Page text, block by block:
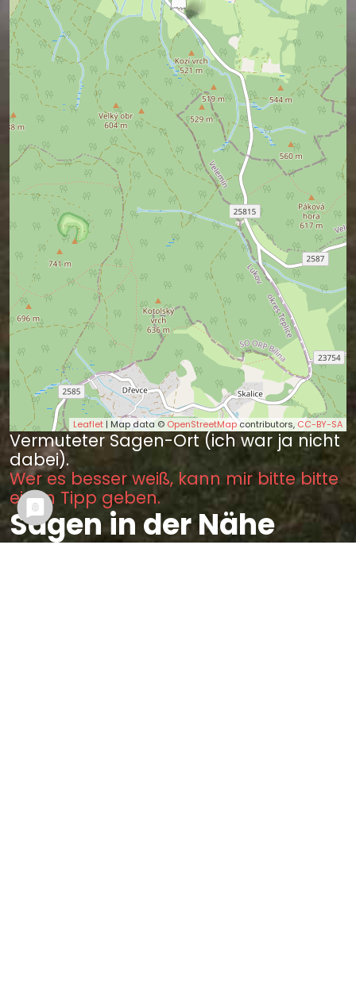
Leaflet | Map data © OpenStreetMapcontributors,CC-BY-SA
Vermuteter Sagen-Ort (ich war ja nicht
dabei).
Wer es besser weiß, kann mir bitte bitte
einen Tipp geben.
Sagen in der Nähe